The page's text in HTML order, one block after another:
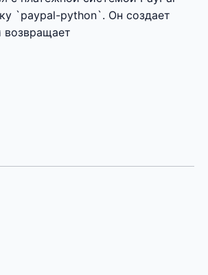
`paypal-python`. Он создает
возвращает